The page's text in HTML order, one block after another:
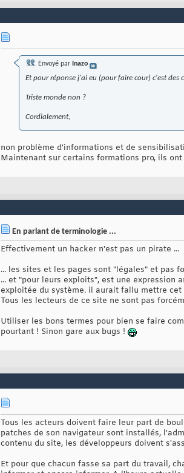
Envoyé par Inazo
Et pour réponse j'ai eu (pour faire cour) c'est
Triste monde non ?
Cordialement,
non problème d'informations et de
Maintenant sur certains formations pro, ils
En parlant de terminologie ...
Effectivement un hacker n'est pas un pirate ...
... les sites et les pages sont "légales" et pas
... et "pour leurs exploits", est une expression
exploitée du système. il aurait fallu mettre
Tous les lecteurs de ce site ne sont pas
Utiliser les bons termes pour bien se faire
pourtant ! Sinon gare aux bugs !
Tous les acteurs doivent faire leur part de
patches de son navigateur sont installés,
contenu du site, les développeurs doivent
Et pour que chacun fasse sa part du travail,